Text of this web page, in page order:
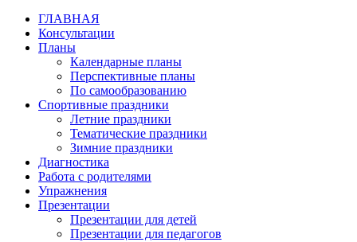
ГЛАВНАЯ
Консультации
Планы
Календарные планы
Перспективные планы
По самообразованию
Спортивные праздники
Летние праздники
Тематические праздники
Зимние праздники
Диагностика
Работа с родителями
Упражнения
Презентации
Презентации для детей
Презентации для педагогов